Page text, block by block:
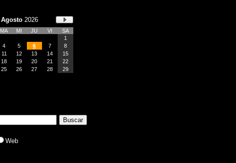
Agosto 2026
MA MI JU VI
SA
1
4 5 6 7
8
11 12 13 14
15
18 19 20 21
22
25 26 27 28
29
Web